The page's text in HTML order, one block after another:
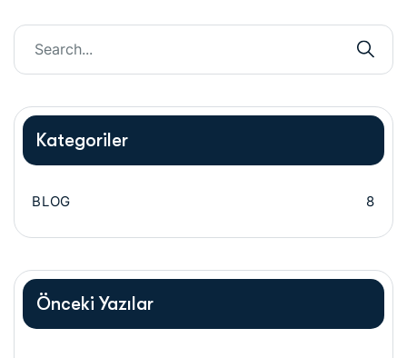
Kategoriler
BLOG 8
Önceki Yazılar